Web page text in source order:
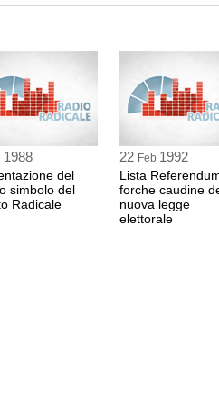
1988
del
simbolo del
Radicale
22 Feb 1992
Lista
forche caudine
nuova legge
elettorale